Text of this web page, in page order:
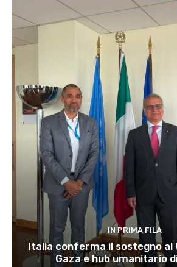
IN PRIMA FILA
Italia conferma il sostegno al
Gaza e hub umanitario